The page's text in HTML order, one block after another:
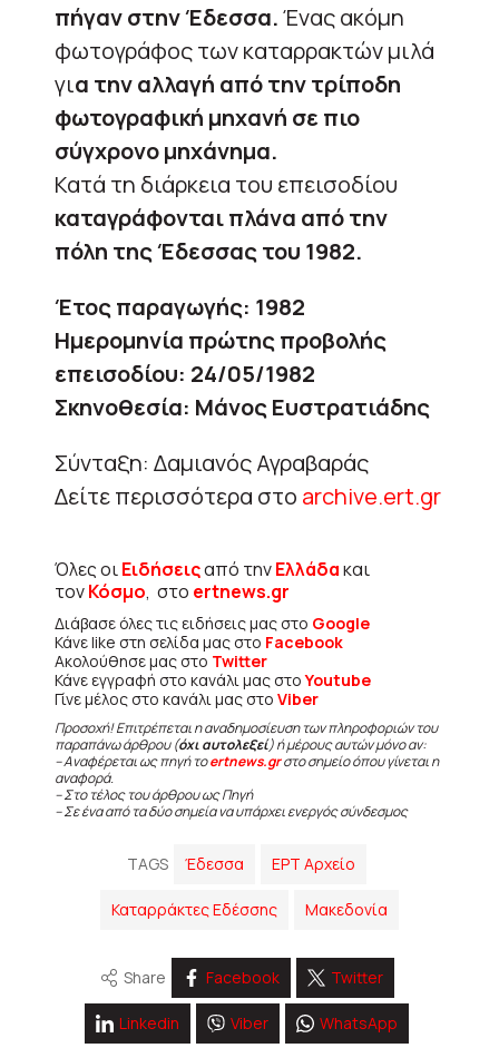
πήγαν στην Έδεσσα.Ένας ακόμη
φωτογράφος των καταρρακτών μιλά
για την αλλαγή από την τρίποδη
φωτογραφική μηχανή σε πιο
σύγχρονο μηχάνημα.
Κατά τη διάρκεια του επεισοδίου
καταγράφονται πλάνα από την
πόλη της Έδεσσας του 1982.
Έτος παραγωγής: 1982
Ημερομηνία πρώτης προβολής
επεισοδίου: 24/05/1982
Σκηνοθεσία: Μάνος Ευστρατιάδης
Σύνταξη: Δαμιανός Αγραβαράς
Δείτε περισσότερα στο archive.ert.gr
Όλες οιΕιδήσειςαπό τηνΕλλάδακαι
τονΚόσμο, στο ertnews.gr
Διάβασε όλες τις ειδήσεις μας στο Google
Κάνε like στη σελίδα μας στο Facebook
Ακολούθησε μας στο Twitter
Κάνε εγγραφή στο κανάλι μας στοYoutube
Γίνε μέλος στο κανάλι μας στο Viber
Προσοχή! Επιτρέπεται η αναδημοσίευση των πληροφοριών του
παραπάνω άρθρου (όχι αυτολεξεί) ή μέρους αυτών μόνο αν:
– Αναφέρεται ως πηγή τοertnews.grστο σημείο όπου γίνεται η
αναφορά.
– Στο τέλος του άρθρου ως Πηγή
– Σε ένα από τα δύο σημεία να υπάρχει ενεργός σύνδεσμος
TAGS Έδεσσα ΕΡΤ Αρχείο
Καταρράκτες Εδέσσης Μακεδονία
Share Facebook Twitter
Linkedin Viber WhatsApp